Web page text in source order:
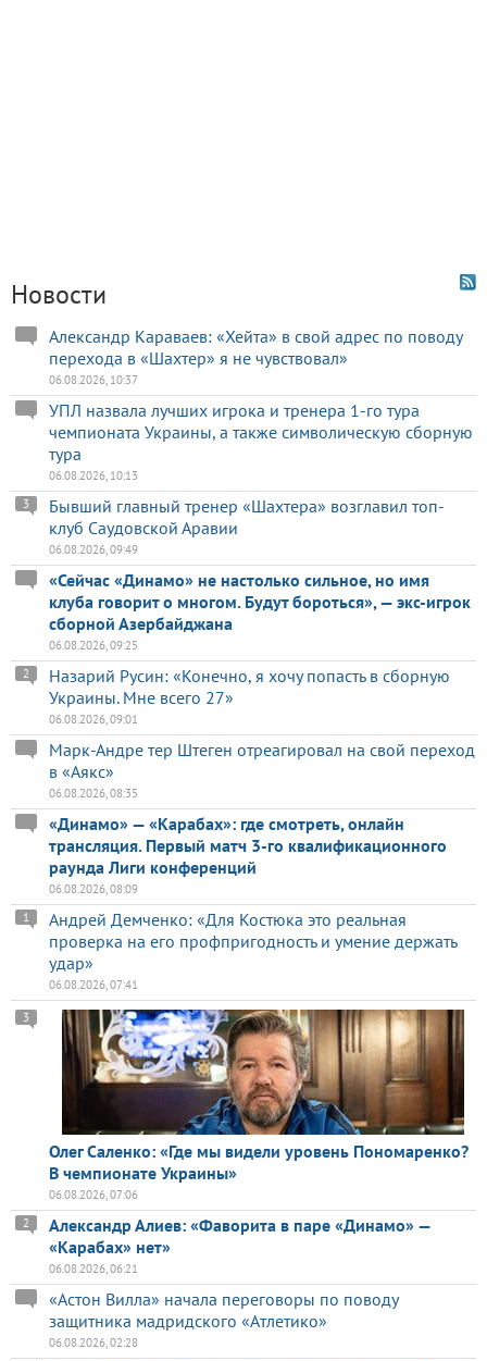
Новости
Александр Караваев: «Хейта» в свой адрес по поводу
перехода в «Шахтер» я не чувствовал»
06.08.2026, 10:37
УПЛ назвала лучших игрока и тренера 1-го тура
чемпионата Украины, а также символическую сборную
тура
06.08.2026, 10:13
Бывший главный тренер «Шахтера» возглавил топ-
клуб Саудовской Аравии
3
06.08.2026, 09:49
«Сейчас «Динамо» не настолько сильное, но имя
клуба говорит о многом. Будут бороться», — экс-игрок
сборной Азербайджана
06.08.2026, 09:25
Назарий Русин: «Конечно, я хочу попасть в сборную
Украины. Мне всего 27»
2
06.08.2026, 09:01
Марк-Андре тер Штеген отреагировал на свой переход
в «Аякс»
06.08.2026, 08:35
«Динамо» — «Карабах»: где смотреть, онлайн
трансляция. Первый матч 3-го квалификационного
раунда Лиги конференций
06.08.2026, 08:09
Андрей Демченко: «Для Костюка это реальная
проверка на его профпригодность и умение держать
удар»
1
06.08.2026, 07:41
Олег Саленко: «Где мы видели уровень Пономаренко?
В чемпионате Украины»
3
06.08.2026, 07:06
Александр Алиев: «Фаворита в паре «Динамо» —
«Карабах» нет»
2
06.08.2026, 06:21
«Астон Вилла» начала переговоры по поводу
защитника мадридского «Атлетико»
06.08.2026, 02:28